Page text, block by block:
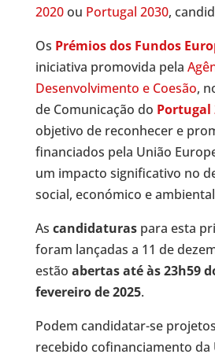
2020ou Portugal 2030,
Os Prémios dos Fundos
iniciativa promovida pela
Desenvolvimento e Coesão,
de Comunicação do Portugal
objetivo de reconhecer e
financiados pela União
um impacto significativo no
social, económico e
As candidaturaspara esta
foram lançadas a 11 de
estão abertas até às 23h59
fevereiro de 2025.
Podem candidatar-se
recebido cofinanciamento da